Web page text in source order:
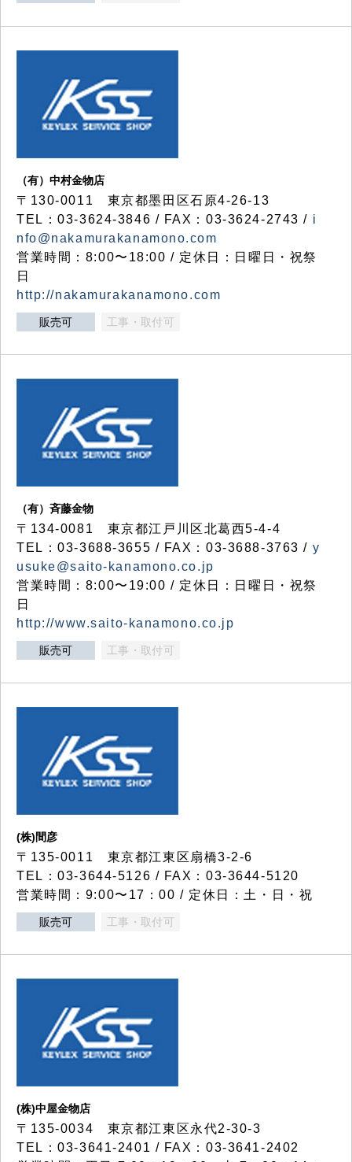
（有）中村金物店
〒130-0011 東京都墨田区石原4-26-13
TEL：03-3624-3846 / FAX：03-3624-2743 / i
nfo@nakamurakanamono.com
営業時間：8:00〜18:00 / 定休日：日曜日・祝祭
日
http://nakamurakanamono.com
販売可 工事・取付可
（有）斉藤金物
〒134-0081 東京都江戸川区北葛西5-4-4
TEL：03-3688-3655 / FAX：03-3688-3763 / y
usuke@saito-kanamono.co.jp
営業時間：8:00〜19:00 / 定休日：日曜日・祝祭
日
http://www.saito-kanamono.co.jp
販売可 工事・取付可
(株)間彦
〒135-0011 東京都江東区扇橋3-2-6
TEL：03-3644-5126 / FAX：03-3644-5120
営業時間：9:00〜17：00 / 定休日：土・日・祝
販売可 工事・取付可
(株)中屋金物店
〒135-0034 東京都江東区永代2-30-3
TEL：03-3641-2401 / FAX：03-3641-2402